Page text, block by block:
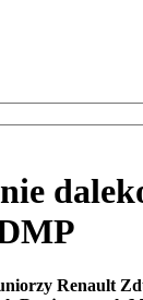
Renault